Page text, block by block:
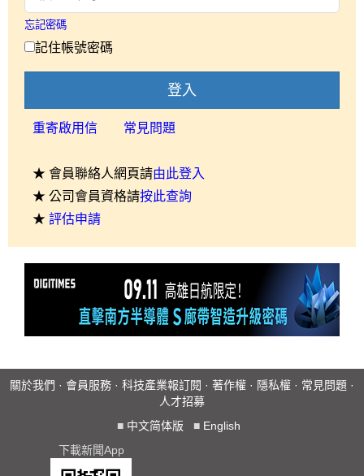
忘記密碼
記住帳號密碼
登入
重寄啟用信 常見問題
★ 會員聯絡人網頁請由此登入
★ 公司會員資格請按此查詢
★ 評估申請
關於我們 · 會員服務 · 科技產業報訂閱 · 著作權 · 隱私權 · 常見問題 ·
人才招募
■ 中文简体版 ■ English
下載新聞App